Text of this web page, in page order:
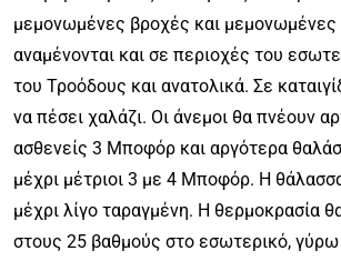
μεμονωμένες βροχές και μεμονωμένες
αναμένονται και σε περιοχές του
του Τροόδους και ανατολικά. Σε
να πέσει χαλάζι. Οι άνεμοι θα πνέουν
ασθενείς 3 Μποφόρ και αργότερα
μέχρι μέτριοι 3 με 4 Μποφόρ. Η
μέχρι λίγο ταραγμένη. Η θερμοκρασία
στους 25 βαθμούς στο εσωτερικό,